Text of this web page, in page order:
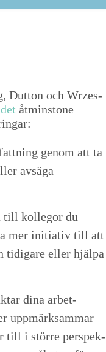
Dut­ton och Wrzes­
åtmin­stone
genom att ta
avsä­ga
till kol­le­gor du
mer ini­tia­tiv till att
tidi­gare eller hjäl­pa
dina arbet­
upp­märk­sam­mar
till i större per­spek­